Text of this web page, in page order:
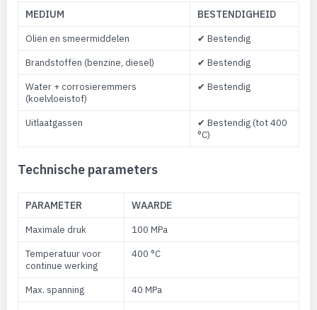
MEDIUM BESTENDIGHEID
Oliën en smeermiddelen
✔ Bestendig
Brandstoffen (benzine, diesel)
✔ Bestendig
Water + corrosieremmers
(koelvloeistof)
✔ Bestendig
Uitlaatgassen
✔ Bestendig (tot 400
°C)
Technische parameters
PARAMETER WAARDE
Maximale druk
100 MPa
Temperatuur voor
continue werking
400 °C
Max. spanning
40 MPa